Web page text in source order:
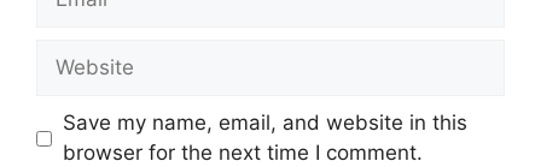
Website
Save my name, email, and website in this
browser for the next time I comment.